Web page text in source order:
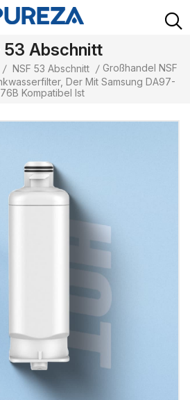
53 Abschnitt
/ NSF 53 Abschnitt / Großhandel NSF
Der Mit Samsung DA97-
Kompatibel Ist